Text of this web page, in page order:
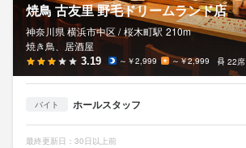
焼鳥 古友里 野毛ドリームランド店
神奈川県 横浜市中区 / 桜木町駅 210m
焼き鳥、居酒屋
3.19 ～￥2,999 ～￥2,999 22席
バイト ホールスタッフ
最終更新日：30日以上前